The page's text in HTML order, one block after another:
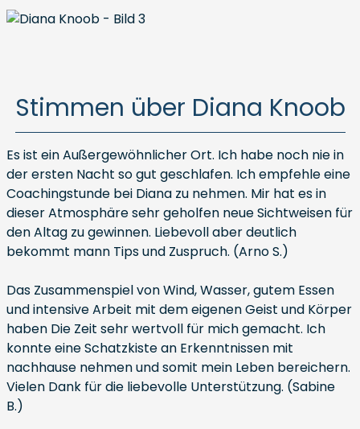
Stimmen über Diana Knoob
Es ist ein Außergewöhnlicher Ort. Ich habe noch nie in
der ersten Nacht so gut geschlafen. Ich empfehle eine
Coachingstunde bei Diana zu nehmen. Mir hat es in
dieser Atmosphäre sehr geholfen neue Sichtweisen für
den Altag zu gewinnen. Liebevoll aber deutlich
bekommt mann Tips und Zuspruch. (Arno S.)
Das Zusammenspiel von Wind, Wasser, gutem Essen
und intensive Arbeit mit dem eigenen Geist und Körper
haben Die Zeit sehr wertvoll für mich gemacht. Ich
konnte eine Schatzkiste an Erkenntnissen mit
nachhause nehmen und somit mein Leben bereichern.
Vielen Dank für die liebevolle Unterstützung. (Sabine
B.)